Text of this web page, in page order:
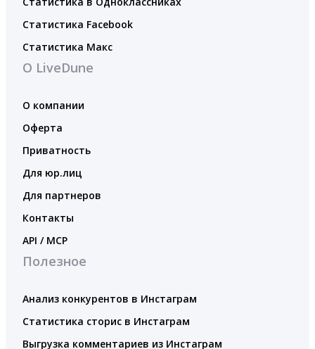
Статистика Facebook
Статистика Макс
О LiveDune
О компании
Оферта
Приватность
Для юр.лиц
Для партнеров
Контакты
API / MCP
Полезное
Анализ конкурентов в Инстаграм
Статистика сторис в Инстаграм
Выгрузка комментариев из Инстаграм